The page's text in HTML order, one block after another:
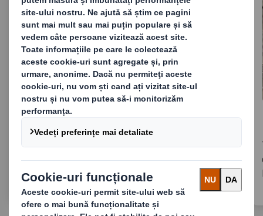
Reciclarea cartonului
Oferim soluții eficiente pentru colectarea și
reciclarea cartonului, reducând costurile de
gestionare a deșeurilor și susținând economia
circulară.